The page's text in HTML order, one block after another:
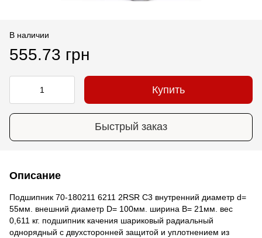
В наличии
555.73 грн
Купить
Быстрый заказ
Описание
Подшипник 70-180211 6211 2RSR C3 внутренний диаметр d=
55мм. внешний диаметр D= 100мм. ширина B= 21мм. вес
0,611 кг. подшипник качения шариковый радиальный
однорядный с двухсторонней защитой и уплотнением из